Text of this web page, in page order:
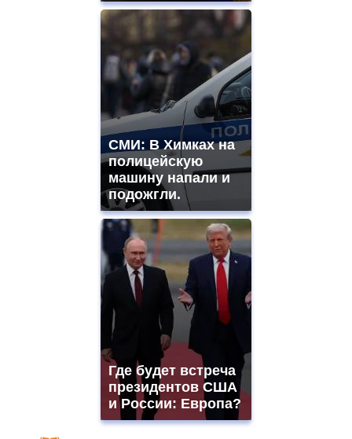
СМИ: В Химках на
полицейскую
машину напали и
подожгли.
Где будет встреча
президентов США
и России: Европа?